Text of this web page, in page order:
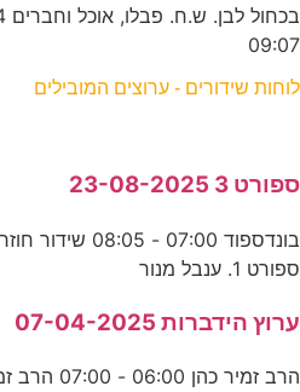
09:07
לוחות שידורים - ערוצים המובילים
ספורט 3 23-08-2025
בונדספוד
ספורט 1. ענבל מנור
ערוץ הידברות 07-04-2025
הרב זמיר